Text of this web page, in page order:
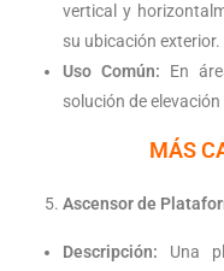
vertical y
su ubicación exterior.
Uso Común: En
solución de elevación
MÁS
Ascensor de
Descripción: Una